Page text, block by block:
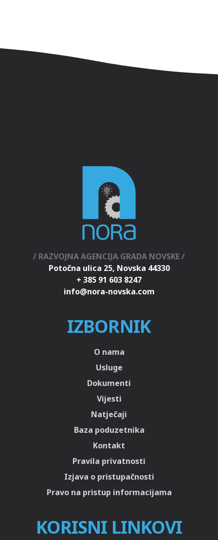
/ RAZVOJNA AGENCIJA GRADA NOVSKE /
Potočna ulica 25, Novska 44330
+ 385 91 603 8247
IZBORNIK
O nama
Usluge
Dokumenti
Vijesti
Natječaji
Baza poduzetnika
Kontakt
Pravila privatnosti
Izjava o pristupačnosti
Pravo na pristup informacijama
KORISNI LINKOVI